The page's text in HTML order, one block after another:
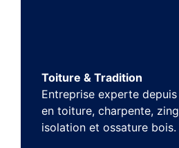
Toiture & Tradition
Entreprise experte
en toiture, charpente,
isolation et ossature bois.